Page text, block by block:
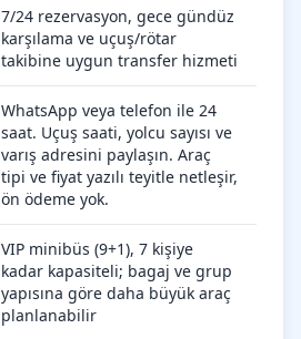
7/24 rezervasyon, gece gündüz
karşılama ve uçuş/rötar
takibine uygun transfer hizmeti
WhatsApp veya telefon ile 24
saat. Uçuş saati, yolcu sayısı ve
varış adresini paylaşın. Araç
tipi ve fiyat yazılı teyitle netleşir,
ön ödeme yok.
VIP minibüs (9+1), 7 kişiye
kadar kapasiteli; bagaj ve grup
yapısına göre daha büyük araç
planlanabilir